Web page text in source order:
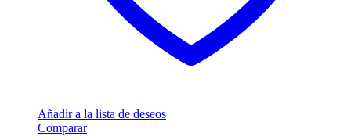
Añadir a la lista de deseos
Comparar